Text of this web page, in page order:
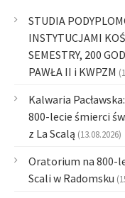
STUDIA
INSTYTUCJAMI
SEMESTRY, 200
PAWŁA II i KWPZM
Kalwaria
800-lecie śmierci
z La Scalą (13.08.2026)
Oratorium na 800-
Scali w Radomsku